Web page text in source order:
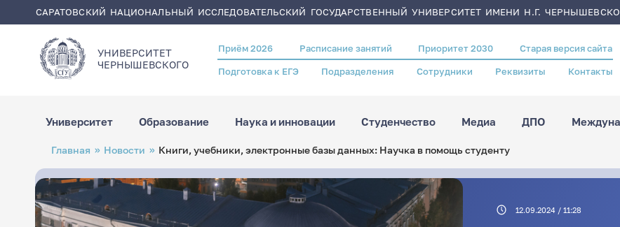
содержанию
САРАТОВСКИЙ НАЦИОНАЛЬНЫЙ ИССЛЕДОВАТЕЛЬСКИЙ ГОСУДАРСТВЕННЫЙ УНИВЕРСИТЕТ ИМЕНИ Н.Г.
УНИВЕРСИТЕТ
ЧЕРНЫШЕВСКОГO
Header
menu
Приём 2026 Расписание занятий Приоритет 2030 Старая версия сайта
Подготовка к ЕГЭ Подразделения Сотрудники Реквизиты Контакты
Университет Образование Наука и инновации Студенчество Медиа ДПО
Строка
навигации
Главная Новости Книги, учебники, электронные базы данных: Научка в помощь студенту
12.09.2024 / 11:28